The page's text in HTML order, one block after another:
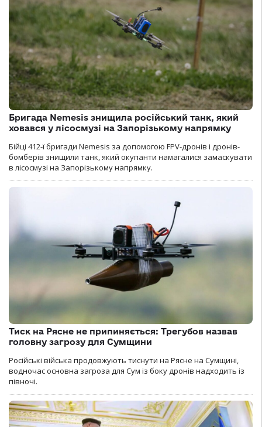
Бригада Nemesis знищила російський танк, який
ховався у лісосмузі на Запорізькому напрямку
Бійці 412-ї бригади Nemesis за допомогою FPV-дронів і дронів-
бомберів знищили танк, який окупанти намагалися замаскувати
в лісосмузі на Запорізькому напрямку.
Тиск на Рясне не припиняється: Трегубов назвав
головну загрозу для Сумщини
Російські війська продовжують тиснути на Рясне на Сумщині,
водночас основна загроза для Сум із боку дронів надходить із
півночі.